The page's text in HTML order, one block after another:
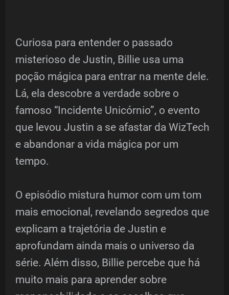
Curiosa para entender o passado
misterioso de Justin, Billie usa uma
poção mágica para entrar na mente dele.
Lá, ela descobre a verdade sobre o
famoso “Incidente Unicórnio”, o evento
que levou Justin a se afastar da WizTech
e abandonar a vida mágica por um
tempo.
O episódio mistura humor com um tom
mais emocional, revelando segredos que
explicam a trajetória de Justin e
aprofundam ainda mais o universo da
série. Além disso, Billie percebe que há
muito mais para aprender sobre